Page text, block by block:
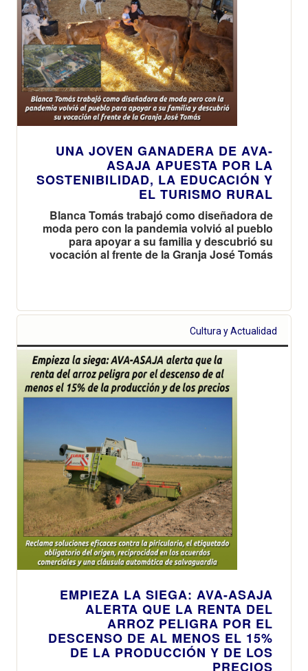
UNA JOVEN GANADERA DE AVA-
ASAJA APUESTA POR LA
SOSTENIBILIDAD, LA EDUCACIÓN Y
EL TURISMO RURAL
Blanca Tomás trabajó como diseñadora de
moda pero con la pandemia volvió al pueblo
para apoyar a su familia y descubrió su
vocación al frente de la Granja José Tomás
Cultura y Actualidad
EMPIEZA LA SIEGA: AVA-ASAJA
ALERTA QUE LA RENTA DEL
ARROZ PELIGRA POR EL
DESCENSO DE AL MENOS EL 15%
DE LA PRODUCCIÓN Y DE LOS
PRECIOS